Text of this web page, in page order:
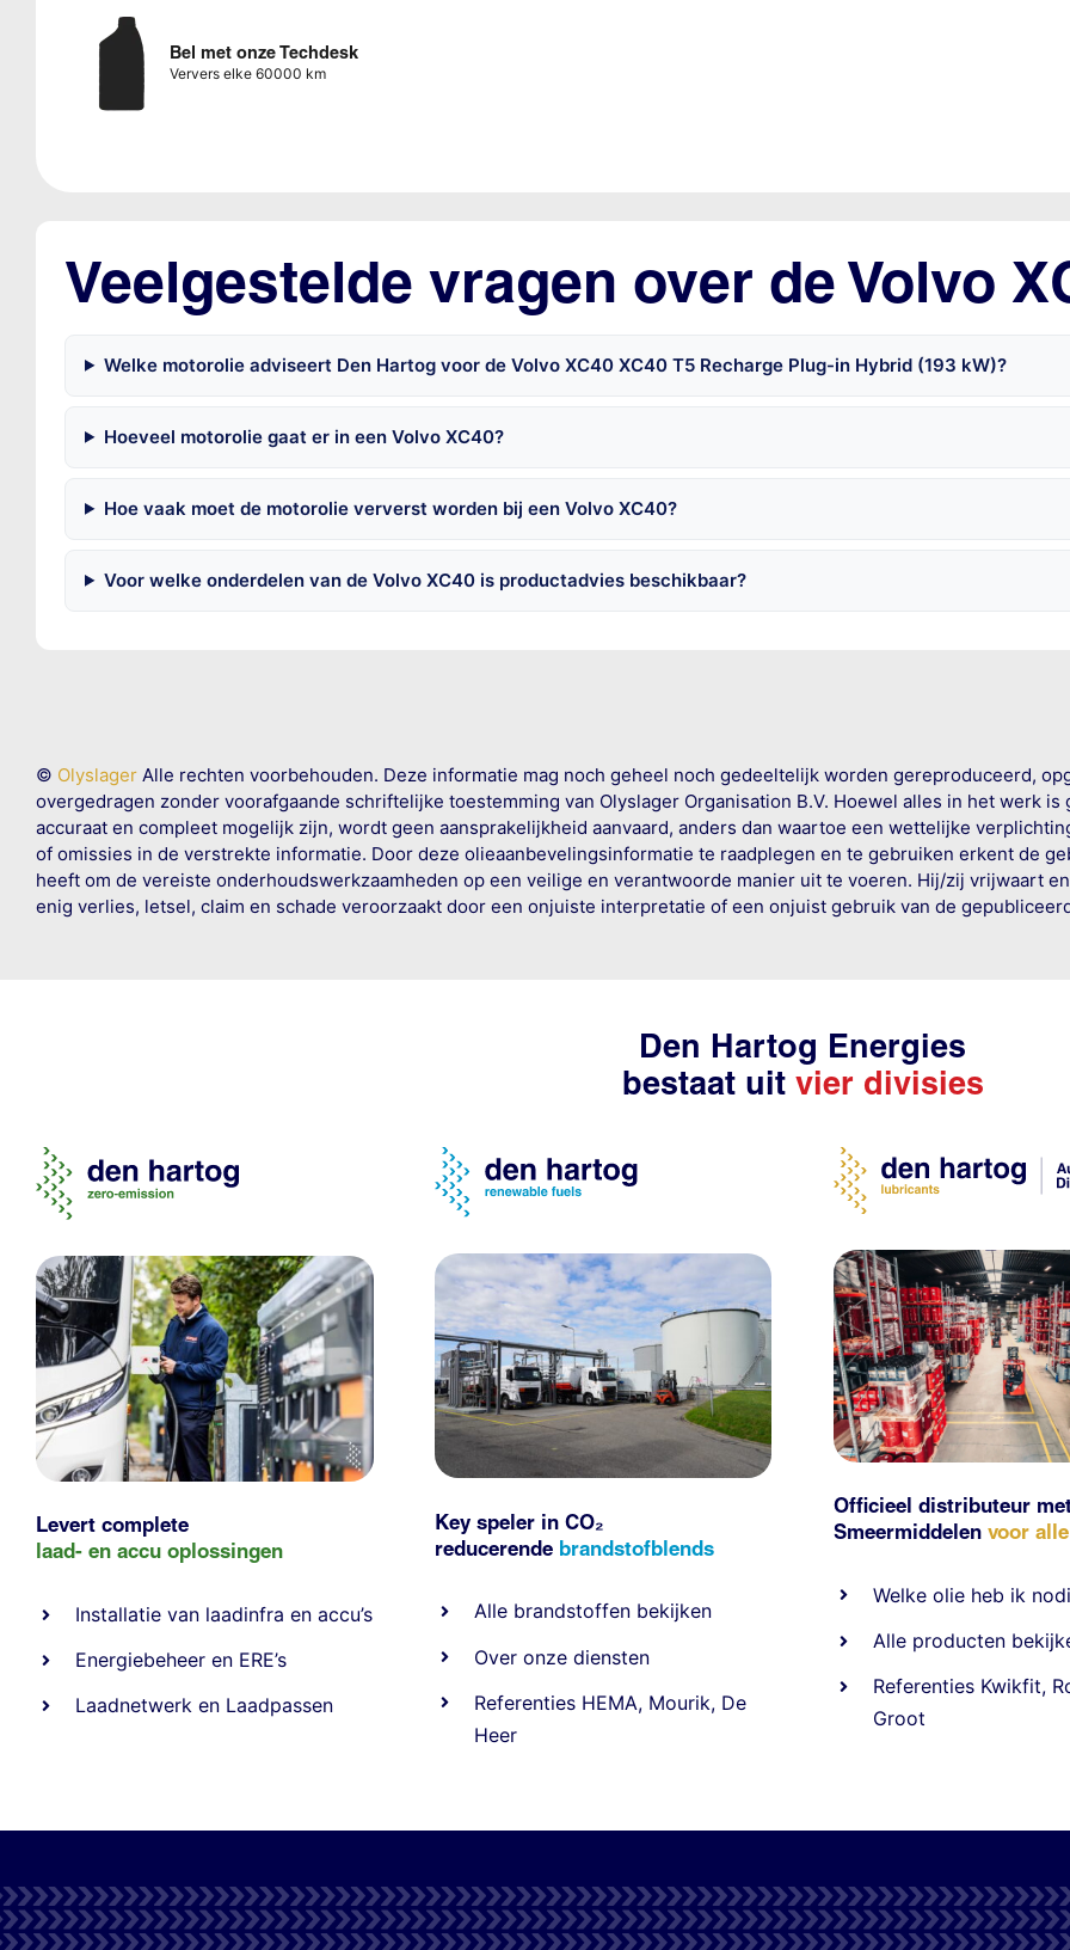
Bel met onze Techdesk
Ververs elke 60000 km
Veelgestelde vragen over de Volvo
Welke motorolie adviseert Den Hartog voor de Volvo XC40 XC40 T5 Recharge Plug-in Hybrid (193 kW)?
Hoeveel motorolie gaat er in een Volvo XC40?
Hoe vaak moet de motorolie ververst worden bij een Volvo XC40?
Voor welke onderdelen van de Volvo XC40 is productadvies beschikbaar?
© OlyslagerAlle rechten voorbehouden. Deze informatie mag noch geheel noch gedeeltelijk worden gereproduceerd,
overgedragen zonder voorafgaande schriftelijke toestemming van Olyslager Organisation B.V. Hoewel alles in het werk
accuraat en compleet mogelijk zijn, wordt geen aansprakelijkheid aanvaard, anders dan waartoe een wettelijke
of omissies in de verstrekte informatie. Door deze olieaanbevelingsinformatie te raadplegen en te gebruiken erkent de
heeft om de vereiste onderhoudswerkzaamheden op een veilige en verantwoorde manier uit te voeren. Hij/zij vrijwaart
enig verlies, letsel, claim en schade veroorzaakt door een onjuiste interpretatie of een onjuist gebruik van de
Den Hartog Energies
bestaat uit vier divisies
Levert complete
laad- en accu oplossingen
Installatie van laadinfra en accu’s
Energiebeheer en ERE’s
Laadnetwerk en Laadpassen
Key speler in CO₂
reducerende brandstofblends
Alle brandstoffen bekijken
Over onze diensten
Referenties HEMA, Mourik, De
Heer
Officieel distributeur
Smeermiddelen voor
Welke olie heb ik
Alle producten
Referenties Kwikfit,
Groot